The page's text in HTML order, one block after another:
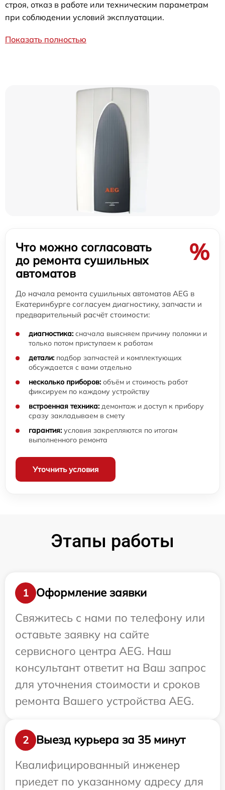
строя, отказ в работе или техническим параметрам
при соблюдении условий эксплуатации.
Показать полностью
Что можно согласовать
до ремонта сушильных
автоматов
%
До начала ремонта сушильных автоматов AEG в
Екатеринбурге согласуем диагностику, запчасти и
предварительный расчёт стоимости:
диагностика: сначала выясняем причину поломки и
только потом приступаем к работам
детали: подбор запчастей и комплектующих
обсуждается с вами отдельно
несколько приборов: объём и стоимость работ
фиксируем по каждому устройству
встроенная техника: демонтаж и доступ к прибору
сразу закладываем в смету
гарантия: условия закрепляются по итогам
выполненного ремонта
Уточнить условия
Этапы работы
1
Оформление заявки
Свяжитесь с нами по телефону или
оставьте заявку на сайте
сервисного центра AEG. Наш
консультант ответит на Ваш запрос
для уточнения стоимости и сроков
ремонта Вашего устройства AEG.
2
Выезд курьера за 35 минут
Квалифицированный инженер
приедет по указанному адресу для